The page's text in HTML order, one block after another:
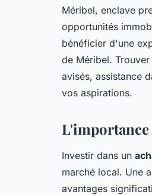
elle peut
logement
Méribel, enclave
opportunités
bénéficier d'une
de Méribel.
avisés, assistance
vos aspirations.
Investir dans un
marché local. Une
avantages